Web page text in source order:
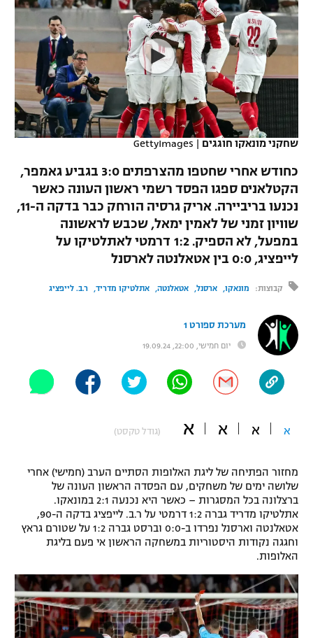
VOD
רץ ברשת
תוצאות
לוח שידורים
ברחבה
"מעל הליגה" – פודקאסט
"מחצית בשכונה" – פודקאסט
משתתפים וזוכים בפרסים
תקנון משתתפים וזוכים בפרסים
תקנון עבור פעילות ספורט 1 – "מרלן"
טניס
גיימינג E-Sports
תנאי שימוש
תקנון פעילות ספורט 1
נבחרת ישראל
מכבי חיפה
בית"ר ירושלים
מכבי תל אביב
הפועל תל אביב
הפועל חיפה
הפועל באר שבע
מכבי נתניה
בני יהודה
ליגה ספרדית
ליגה איטלקית
ליגה צרפתית
ליגה הולנדית
ליגה טורקית
ליגה ברזילאית
ליגות נוספות
כדורסל נשים
מכבי תל אביב
הפועל חולון
הפועל ירושלים
דני אבדיה
יורוליג
יורוקאפ
טניס
כדוריד
כדורעף
שחייה
ג'ודו
אגרוף
ספורט אולימפי
אופניים
ספורט מוטורי
בייסבול MLB
ספורט אתגרי ואקסטרים
אומנויות לחימה
גיימינג E-Sports
שחקני מונאקו חוגגים |
GettyImages
כחודש אחרי שחטפו מהצרפתים 3:0 בגביע גאמפר,
הקטלאנים ספגו הפסד רשמי ראשון העונה כאשר
נכנעו בריביירה. אריק גרסיה הורחק כבר בדקה ה-11,
שוויון זמני של לאמין ימאל, שכבש לראשונה
במפעל, לא הספיק. 1:2 דרמטי לאתלטיקו על
לייפציג, 0:0 בין אטאלנטה לארסנל
קבוצות: מונאקו ארסנל אטאלנטה אתלטיקו מדריד ר.ב. לייפציג
מערכת ספורט 1
יום חמישי, 22:00, 19.09.24
א א א א (גודל טקסט)
מחזור הפתיחה של ליגת האלופות הסתיים הערב (חמישי) אחרי
שלושה ימים של משחקים, עם הפסדה הראשון העונה של
ברצלונה בכל המסגרות – כאשר היא נכנעה 2:1 במונאקו.
אתלטיקו מדריד גברה 1:2 דרמטי על ר.ב. לייפציג בדקה ה-90,
אטאלנטה וארסנל נפרדו ב-0:0 וברסט גברה 1:2 על שטורם גראץ
וחגגה נקודות היסטוריות במשחקה הראשון אי פעם בליגת
האלופות.